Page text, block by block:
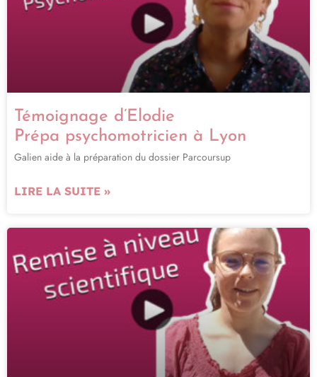
Témoignage d’Elodie
Prépa psychomotricien à Lyon
Galien aide à la préparation du dossier Parcoursup
LIRE LA SUITE »